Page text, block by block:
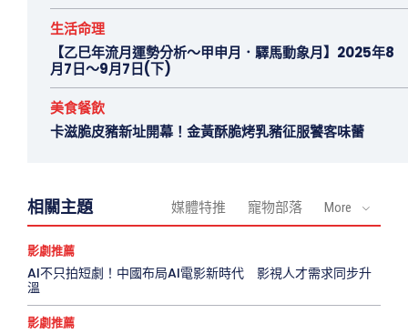
生活命理
【乙巳年流月運勢分析～甲申月．驛馬動象月】2025年8
月7日～9月7日(下)
美食餐飲
卡滋脆皮豬新址開幕！金黃酥脆烤乳豬征服饕客味蕾
相關主題 媒體特推 寵物部落 More
影劇推薦
AI不只拍短劇！中國布局AI電影新時代 影視人才需求同步升
溫
影劇推薦